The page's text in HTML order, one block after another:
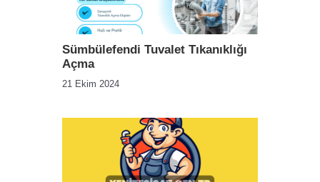
Sümbülefendi Tuvalet Tıkanıklığı
Açma
21 Ekim 2024